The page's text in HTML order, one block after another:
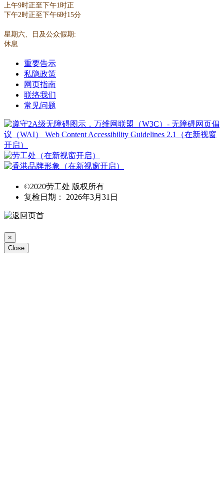
上午9时正至下午1时正
下午2时正至下午6时15分
星期六、日及公众假期:
休息
重要告示
私隐政策
网页指南
联络我们
常见问题
©2020劳工处 版权所有
复检日期： 2026年3月31日
×
Close